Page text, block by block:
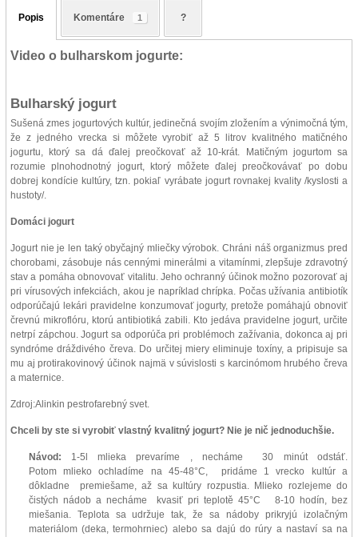
Popis Komentáre 1 ?
Video o bulharskom jogurte:
Bulharský jogurt
Sušená zmes jogurtových kultúr, jedinečná svojím zložením a výnimočná tým,
že z jedného vrecka si môžete vyrobiť až 5 litrov kvalitného matičného
jogurtu, ktorý sa dá ďalej preočkovať až 10-krát. Matičným jogurtom sa
rozumie plnohodnotný jogurt, ktorý môžete ďalej preočkovávať po dobu
dobrej kondície kultúry, tzn. pokiaľ vyrábate jogurt rovnakej kvality /kyslosti a
hustoty/.
Domáci jogurt
Jogurt nie je len taký obyčajný mliečky výrobok. Chráni náš organizmus pred
chorobami, zásobuje nás cennými minerálmi a vitamínmi, zlepšuje zdravotný
stav a pomáha obnovovať vitalitu. Jeho ochranný účinok možno pozorovať aj
pri vírusových infekciách, akou je napríklad chrípka. Počas užívania antibiotík
odporúčajú lekári pravidelne konzumovať jogurty, pretože pomáhajú obnoviť
črevnú mikroflóru, ktorú antibiotiká zabili. Kto jedáva pravidelne jogurt, určite
netrpí zápchou. Jogurt sa odporúča pri problémoch zažívania, dokonca aj pri
syndróme dráždivého čreva. Do určitej miery eliminuje toxíny, a pripisuje sa
mu aj protirakovinový účinok najmä v súvislosti s karcinómom hrubého čreva
a maternice.
Zdroj:Alinkin pestrofarebný svet.
Chceli by ste si vyrobiť vlastný kvalitný jogurt? Nie je nič jednoduchšie.
Návod: 1-5l mlieka prevaríme , necháme 30 minút odstáť.
Potom mlieko ochladíme na 45-48°C, pridáme 1 vrecko kultúr a
dôkladne premiešame, až sa kultúry rozpustia. Mlieko rozlejeme do
čistých nádob a necháme kvasiť pri teplotě 45°C 8-10 hodín, bez
miešania. Teplota sa udržuje tak, že sa nádoby prikryjú izolačným
materiálom (deka, termohrniec) alebo sa dajú do rúry a nastaví sa na